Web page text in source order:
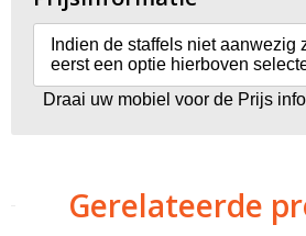
Indien de staffels niet aanwezig
eerst een optie hierboven
Draai uw mobiel voor de Prijs
Gerelateerde